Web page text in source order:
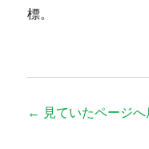
標。
← 見ていたページへ